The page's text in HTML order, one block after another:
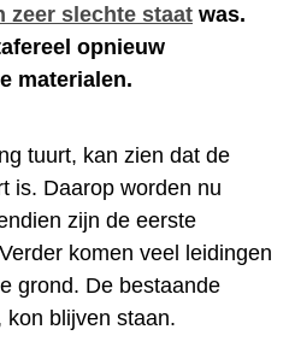
zeer slechte staat was.
opnieuw
materialen.
tuurt, kan zien dat de
is. Daarop worden nu
zijn de eerste
komen veel leidingen
grond. De bestaande
blijven staan.